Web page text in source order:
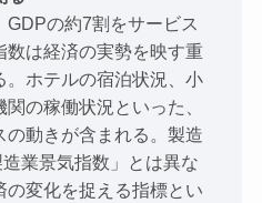
の約7割をサービス
は経済の実勢を映す重
。ホテルの宿泊状況、小
の稼働状況といった、
動きが含まれる。製造
業景気指数」とは異な
の変化を捉える指標とい